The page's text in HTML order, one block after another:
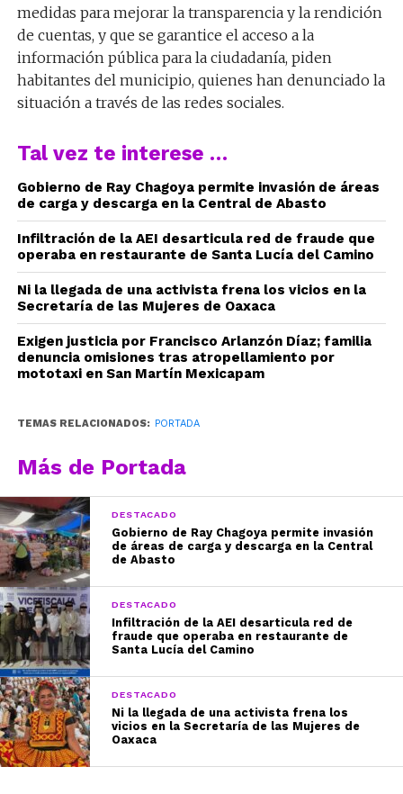
medidas para mejorar la transparencia y la rendición
de cuentas, y que se garantice el acceso a la
información pública para la ciudadanía, piden
habitantes del municipio, quienes han denunciado la
situación a través de las redes sociales.
Tal vez te interese …
Gobierno de Ray Chagoya permite invasión de áreas
de carga y descarga en la Central de Abasto
Infiltración de la AEI desarticula red de fraude que
operaba en restaurante de Santa Lucía del Camino
Ni la llegada de una activista frena los vicios en la
Secretaría de las Mujeres de Oaxaca
Exigen justicia por Francisco Arlanzón Díaz; familia
denuncia omisiones tras atropellamiento por
mototaxi en San Martín Mexicapam
TEMAS RELACIONADOS: PORTADA
Más de Portada
DESTACADO
Gobierno de Ray Chagoya permite invasión
de áreas de carga y descarga en la Central
de Abasto
DESTACADO
Infiltración de la AEI desarticula red de
fraude que operaba en restaurante de
Santa Lucía del Camino
DESTACADO
Ni la llegada de una activista frena los
vicios en la Secretaría de las Mujeres de
Oaxaca